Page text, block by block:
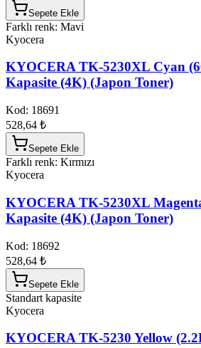
Sepete Ekle
Farklı renk: Mavi
Kyocera
KYOCERA TK-5230XL Cyan
Kapasite (4K) (Japon Toner)
Kod: 18691
528,64 ₺
Sepete Ekle
Farklı renk: Kırmızı
Kyocera
KYOCERA TK-5230XL
Kapasite (4K) (Japon Toner)
Kod: 18692
528,64 ₺
Sepete Ekle
Standart kapasite
Kyocera
KYOCERA TK-5230 Yellow